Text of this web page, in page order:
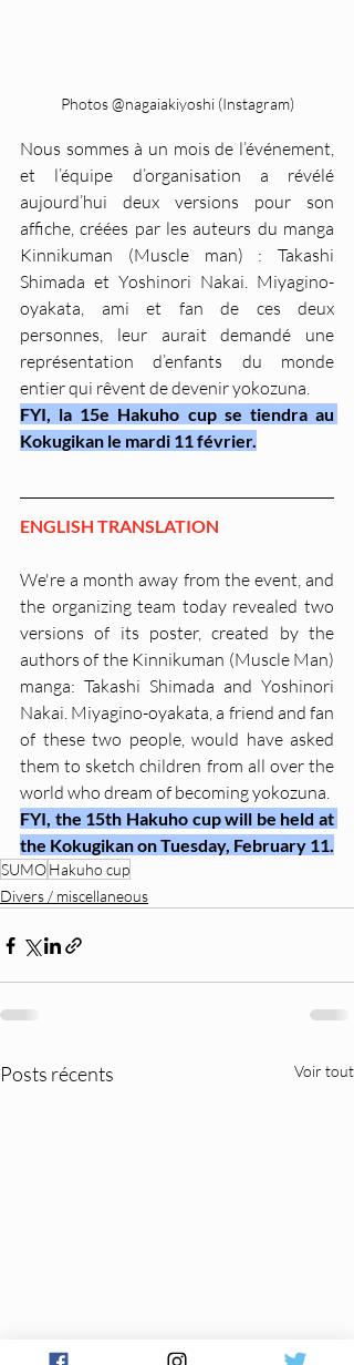
Photos @nagaiakiyoshi (Instagram)
Nous sommes à un mois de l’événement,
et l’équipe d’organisation a révélé
aujourd’hui deux versions pour son
affiche, créées par les auteurs du manga
Kinnikuman (Muscle man) : Takashi
Shimada et Yoshinori Nakai. Miyagino-
oyakata, ami et fan de ces deux
personnes, leur aurait demandé une
représentation d’enfants du monde
entier qui rêvent de devenir yokozuna.
FYI, la 15e Hakuho cup se tiendra au
Kokugikan le mardi 11 février.
ENGLISH TRANSLATION
We're a month away from the event, and
the organizing team today revealed two
versions of its poster, created by the
authors of the Kinnikuman (Muscle Man)
manga: Takashi Shimada and Yoshinori
Nakai. Miyagino-oyakata, a friend and fan
of these two people, would have asked
them to sketch children from all over the
world who dream of becoming yokozuna.
FYI, the 15th Hakuho cup will be held at
the Kokugikan on Tuesday, February 11.
SUMOHakuho cup
Divers / miscellaneous
Posts récents Voir tout